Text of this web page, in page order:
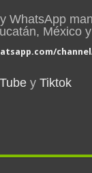
WhatsApp
México
channel/
y Tiktok